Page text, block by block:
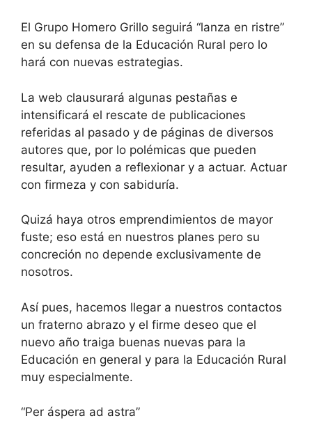
El Grupo Homero Grillo seguirá “lanza en ristre”
en su defensa de la Educación Rural pero lo
hará con nuevas estrategias.
La web clausurará algunas pestañas e
intensificará el rescate de publicaciones
referidas al pasado y de páginas de diversos
autores que, por lo polémicas que pueden
resultar, ayuden a reflexionar y a actuar. Actuar
con firmeza y con sabiduría.
Quizá haya otros emprendimientos de mayor
fuste; eso está en nuestros planes pero su
concreción no depende exclusivamente de
nosotros.
Así pues, hacemos llegar a nuestros contactos
un fraterno abrazo y el firme deseo que el
nuevo año traiga buenas nuevas para la
Educación en general y para la Educación Rural
muy especialmente.
“Per áspera ad astra”